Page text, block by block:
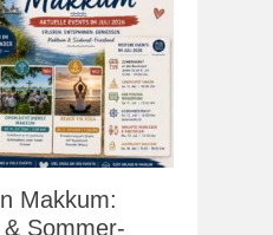
Makkum:
Sommer-